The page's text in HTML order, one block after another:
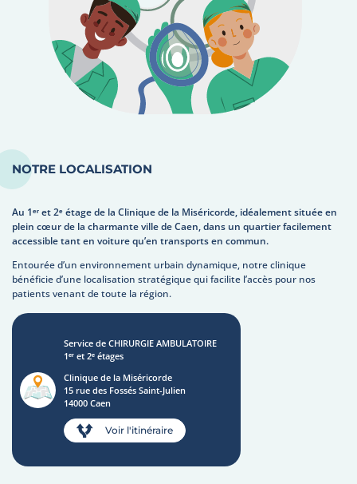
NOTRE LOCALISATION
Au 1ᵉʳ et 2ᵉ étage de la Clinique de la Miséricorde, idéalement située en
plein cœur de la charmante ville de Caen, dans un quartier facilement
accessible tant en voiture qu’en transports en commun.
Entourée d’un environnement urbain dynamique, notre clinique
bénéficie d’une localisation stratégique qui facilite l’accès pour nos
patients venant de toute la région.
Service de CHIRURGIE AMBULATOIRE
1ᵉʳ et 2ᵉ étages
Clinique de la Miséricorde
15 rue des Fossés Saint-Julien
14000 Caen
Voir l'itinéraire